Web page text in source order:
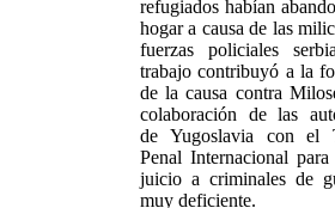
refugiados habían
hogar a causa de las
fuerzas policiales
trabajo contribuyó a la
de la causa contra
colaboración de las
de Yugoslavia con el
Penal Internacional
juicio a criminales de
muy deficiente.